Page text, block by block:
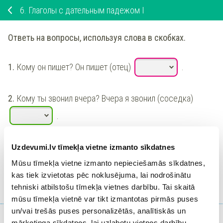
Uzdevumi.lv tīmekļa vietne izmanto sīkdatnes
Mūsu tīmekļa vietne izmanto nepieciešamās sīkdatnes,
kas tiek izvietotas pēc noklusējuma, lai nodrošinātu
tehniski atbilstošu tīmekļa vietnes darbību. Tai skaitā
mūsu tīmekļa vietnē var tikt izmantotas pirmās puses
un/vai trešās puses personalizētās, analītiskās un
6. Глаголы с дательным падежом I
Ответь на вопросы, используя слова в скобках.
1. Кому он пишет? Он пишет (отец) .
2. Кому ты звонил вчера? Вчера я звонил (соседка)
Ieiet portālā
vaiReģistrēties